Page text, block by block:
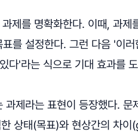
제를 명확화한다. 이때, 과제
를 설정한다. 그런 다음 '이러
다'라는 식으로 기대 효과를
제라는 표현이 등장했다. 문
상태(목표)와 현상간의 차